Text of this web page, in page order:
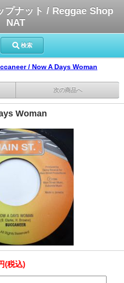
プナット / Reggae Shop
NAT
検索
/ Now A Days Woman
次の商品へ
Woman
(税込)